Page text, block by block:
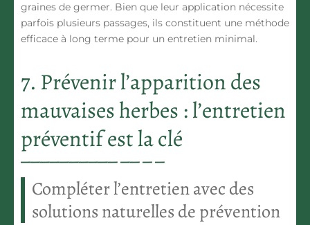
graines de germer. Bien que leur application nécessite
parfois plusieurs passages, ils constituent une méthode
efficace à long terme pour un entretien minimal.
7. Prévenir l’apparition des
mauvaises herbes : l’entretien
préventif est la clé
Compléter l’entretien avec des
solutions naturelles de prévention